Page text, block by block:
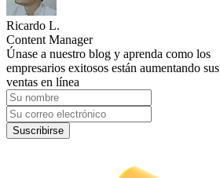
Ricardo L.
Content Manager
Únase a nuestro blog y aprenda como los
empresarios exitosos están aumentando sus
ventas en línea
Suscribirse